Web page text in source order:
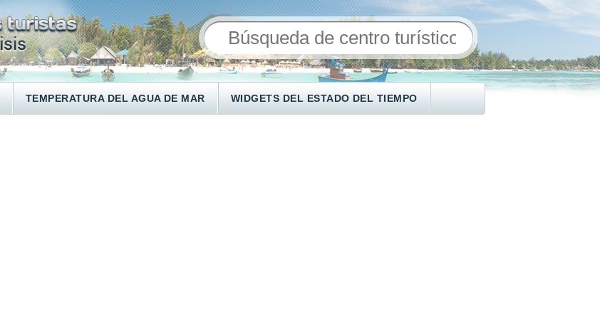
TEMPERATURA DEL AGUA DE MAR WIDGETS DEL ESTADO DEL TIEMPO